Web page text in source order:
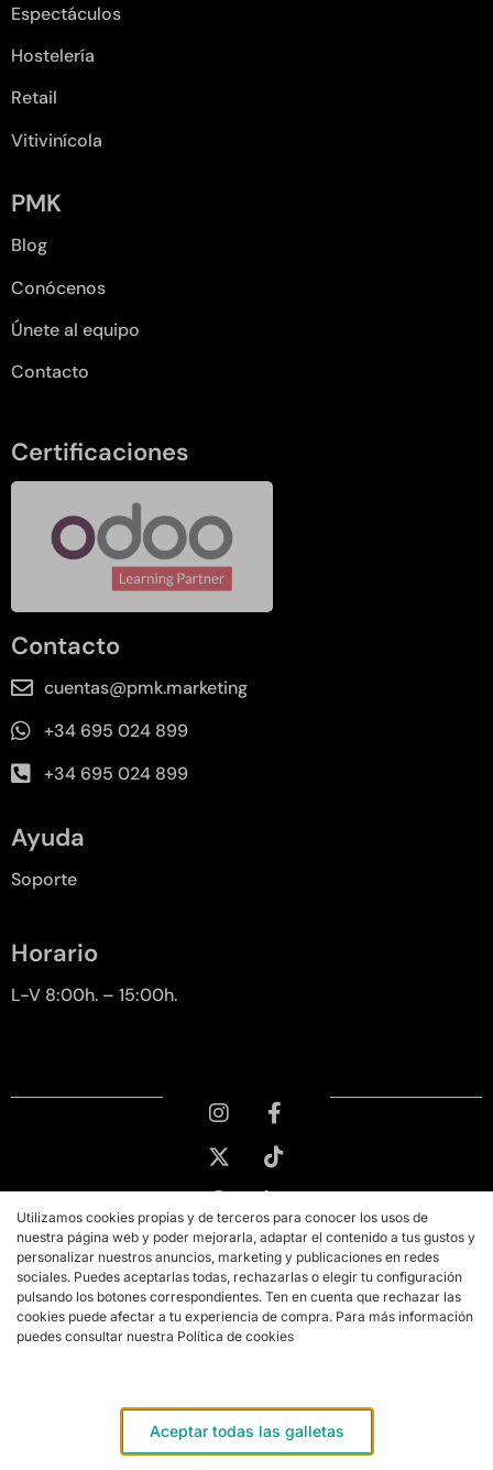
Espectáculos
Hostelería
Retail
Vitivinícola
PMK
Blog
Conócenos
Únete al equipo
Contacto
Certificaciones
Contacto
cuentas@pmk.marketing
+34 695 024 899
+34 695 024 899
Ayuda
Soporte
Horario
L-V 8:00h. – 15:00h.
Términos y condiciones de compra
Utilizamos cookies propias y de terceros para conocer los usos de
nuestra página web y poder mejorarla, adaptar el contenido a tus gustos y
personalizar nuestros anuncios, marketing y publicaciones en redes
sociales. Puedes aceptarlas todas, rechazarlas o elegir tu configuración
pulsando los botones correspondientes. Ten en cuenta que rechazar las
cookies puede afectar a tu experiencia de compra. Para más información
puedes consultar nuestra Política de cookies
Aceptar todas las galletas